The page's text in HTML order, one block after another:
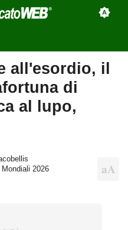
all'esordio, il
di
al lupo,
Mondiali 2026